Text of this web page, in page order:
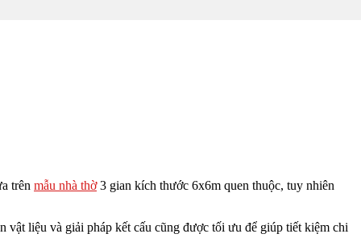
trên mẫu nhà thờ3 gian kích thước 6x6m quen thuộc, tuy nhiên
liệu và giải pháp kết cấu cũng được tối ưu để giúp tiết kiệm chi